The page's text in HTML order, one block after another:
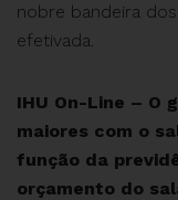
nobre bandeira
efetivada.
IHU On-Line – O
maiores com o
função da
orçamento do